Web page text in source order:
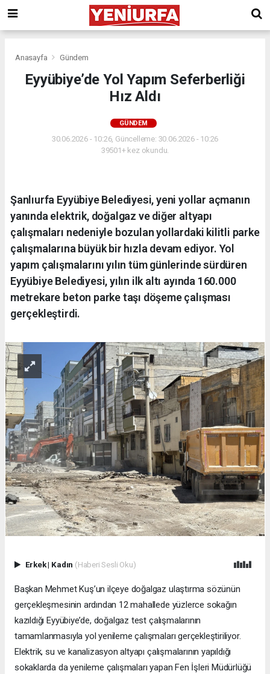
Anasayfa Gündem
Eyyübiye’de Yol Yapım Seferberliği
Hız Aldı
GÜNDEM
30.06.2026 - 10:26, Güncelleme: 30.06.2026 - 10:26
39501+ kez okundu.
Şanlıurfa Eyyübiye Belediyesi, yeni yollar açmanın
yanında elektrik, doğalgaz ve diğer altyapı
çalışmaları nedeniyle bozulan yollardaki kilitli parke
çalışmalarına büyük bir hızla devam ediyor. Yol
yapım çalışmalarını yılın tüm günlerinde sürdüren
Eyyübiye Belediyesi, yılın ilk altı ayında 160.000
metrekare beton parke taşı döşeme çalışması
gerçekleştirdi.
Erkek| Kadın (Haberi Sesli Oku)
Başkan Mehmet Kuş’un ilçeye doğalgaz ulaştırma sözünün
gerçekleşmesinin ardından 12 mahallede yüzlerce sokağın
kazıldığı Eyyübiye’de, doğalgaz test çalışmalarının
tamamlanmasıyla yol yenileme çalışmaları gerçekleştiriliyor.
Elektrik, su ve kanalizasyon altyapı çalışmalarının yapıldığı
sokaklarda da yenileme çalışmaları yapan Fen İşleri Müdürlüğü